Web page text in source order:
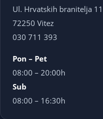
Ul. Hrvatskih branitelja 11
72250 Vitez
030 711 393
Pon – Pet
08:00 – 20:00h
Sub
08:00 – 16:30h